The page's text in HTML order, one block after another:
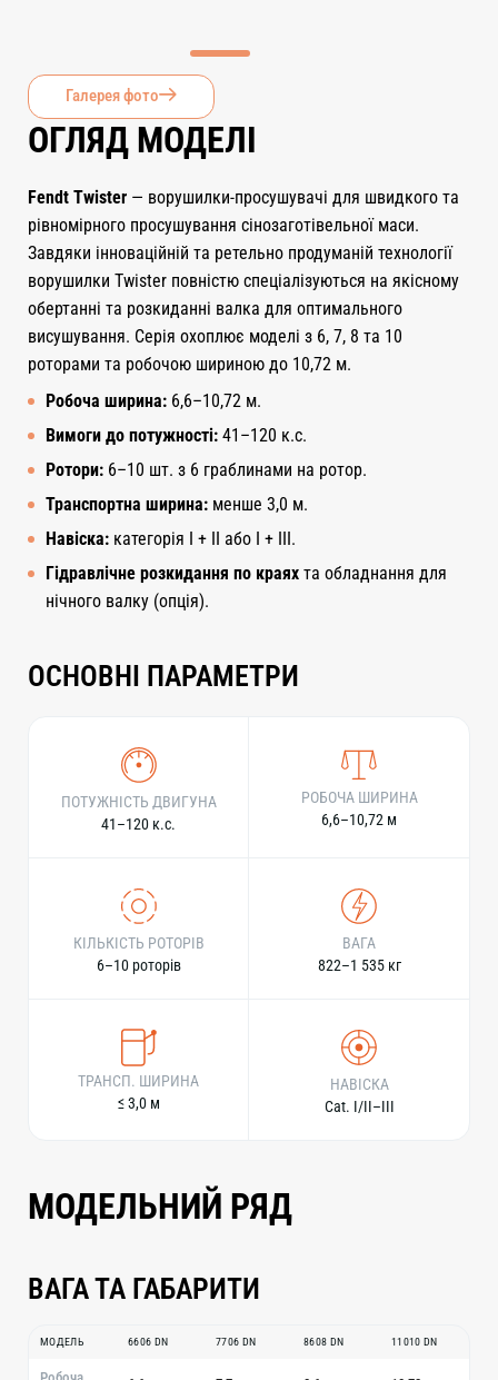
ОГЛЯД МОДЕЛІ
Fendt Twister — ворушилки-просушувачі для швидкого та
рівномірного просушування сінозаготівельної маси.
Завдяки інноваційній та ретельно продуманій технології
ворушилки Twister повністю спеціалізуються на якісному
обертанні та розкиданні валка для оптимального
висушування. Серія охоплює моделі з 6, 7, 8 та 10
роторами та робочою шириною до 10,72 м.
Робоча ширина: 6,6–10,72 м.
Вимоги до потужності: 41–120 к.с.
Ротори: 6–10 шт. з 6 граблинами на ротор.
Транспортна ширина: менше 3,0 м.
Навіска: категорія I + II або I + III.
Гідравлічне розкидання по краях та обладнання для
нічного валку (опція).
ОСНОВНІ ПАРАМЕТРИ
ПОТУЖНІСТЬ ДВИГУНА
41–120 к.с.
РОБОЧА ШИРИНА
6,6–10,72 м
КІЛЬКІСТЬ РОТОРІВ
6–10 роторів
ВАГА
822–1 535 кг
ТРАНСП. ШИРИНА
≤ 3,0 м
НАВІСКА
Cat. I/II–III
МОДЕЛЬНИЙ РЯД
ВАГА ТА ГАБАРИТИ
МОДЕЛЬ 6606 DN 7706 DN 8608 DN 11010 DN
Галерея фото